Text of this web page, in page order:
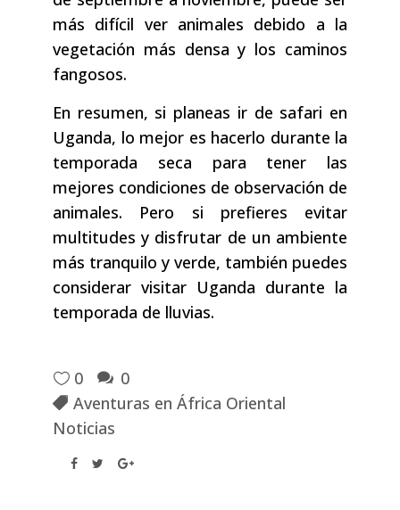
más difícil ver animales debido a la
vegetación más densa y los caminos
fangosos.
En resumen, si planeas ir de safari en
Uganda, lo mejor es hacerlo durante la
temporada seca para tener las
mejores condiciones de observación de
animales. Pero si prefieres evitar
multitudes y disfrutar de un ambiente
más tranquilo y verde, también puedes
considerar visitar Uganda durante la
temporada de lluvias.
0
0
Aventuras en África Oriental
Noticias